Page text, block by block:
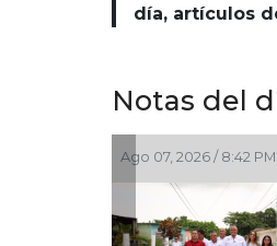
día, artículos
Notas del
Ago 07, 2026 / 7:00 PM